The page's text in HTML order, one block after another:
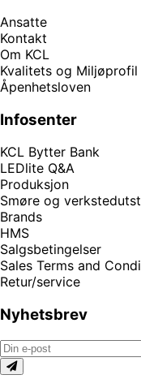
Ansatte
Kontakt
Om KCL
Kvalitets og Miljøprofil
Åpenhetsloven
Infosenter
KCL Bytter Bank
LEDlite Q&A
Produksjon
Smøre og
Brands
HMS
Salgsbetingelser
Sales Terms and
Retur/service
Nyhetsbrev